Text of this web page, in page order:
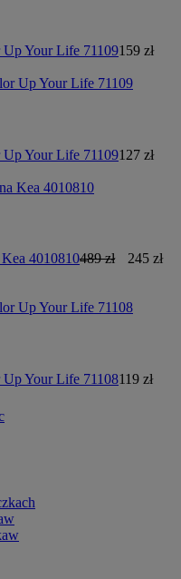
Up Your Life 71109159 zł
Up Your Life 71109127 zł
4010810489 zł
245 zł
Up Your Life 71108119 zł